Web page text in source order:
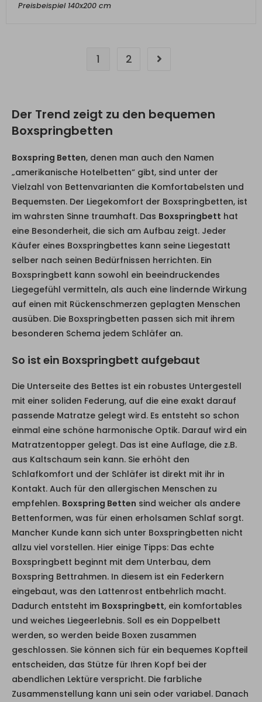
Preisbeispiel 140x200 cm
1 2
Der Trend zeigt zu den bequemen
Boxspringbetten
Boxspring Betten, denen man auch den Namen
„amerikanische Hotelbetten“ gibt, sind unter der
Vielzahl von Bettenvarianten die Komfortabelsten und
Bequemsten. Der Liegekomfort der Boxspringbetten, ist
im wahrsten Sinne traumhaft. Das Boxspringbett hat
eine Besonderheit, die sich am Aufbau zeigt. Jeder
Käufer eines Boxspringbettes kann seine Liegestatt
selber nach seinen Bedürfnissen herrichten. Ein
Boxspringbett kann sowohl ein beeindruckendes
Liegegefühl vermitteln, als auch eine lindernde Wirkung
auf einen mit Rückenschmerzen geplagten Menschen
ausüben. Die Boxspringbetten passen sich mit ihrem
besonderen Schema jedem Schläfer an.
So ist ein Boxspringbett aufgebaut
Die Unterseite des Bettes ist ein robustes Untergestell
mit einer soliden Federung, auf die eine exakt darauf
passende Matratze gelegt wird. Es entsteht so schon
einmal eine schöne harmonische Optik. Darauf wird ein
Matratzentopper gelegt. Das ist eine Auflage, die z.B.
aus Kaltschaum sein kann. Sie erhöht den
Schlafkomfort und der Schläfer ist direkt mit ihr in
Kontakt. Auch für den allergischen Menschen zu
empfehlen. Boxspring Betten sind weicher als andere
Bettenformen, was für einen erholsamen Schlaf sorgt.
Mancher Kunde kann sich unter Boxspringbetten nicht
allzu viel vorstellen. Hier einige Tipps: Das echte
Boxspringbett beginnt mit dem Unterbau, dem
Boxspring Bettrahmen. In diesem ist ein Federkern
eingebaut, was den Lattenrost entbehrlich macht.
Dadurch entsteht im Boxspringbett, ein komfortables
und weiches Liegeerlebnis. Soll es ein Doppelbett
werden, so werden beide Boxen zusammen
geschlossen. Sie können sich für ein bequemes Kopfteil
entscheiden, das Stütze für Ihren Kopf bei der
abendlichen Lektüre verspricht. Die farbliche
Zusammenstellung kann uni sein oder variabel. Danach